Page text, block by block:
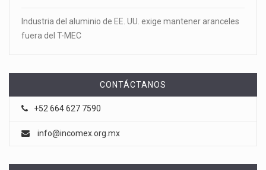
Industria del aluminio de EE. UU. exige mantener aranceles
fuera del T-MEC
CONTÁCTANOS
+52 664 627 7590
info@incomex.org.mx